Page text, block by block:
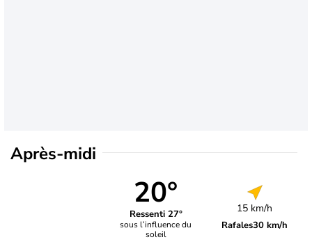
Après-midi
20°
Ressenti 27°
sous l’influence du
soleil
15 km/h
Rafales30 km/h